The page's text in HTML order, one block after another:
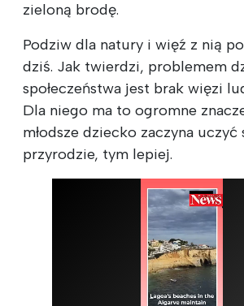
zieloną brodę.
Podziw dla natury i więź z nią
dziś. Jak twierdzi, problemem
społeczeństwa jest brak więzi
Dla niego ma to ogromne
młodsze dziecko zaczyna uczyć
przyrodzie, tym lepiej.